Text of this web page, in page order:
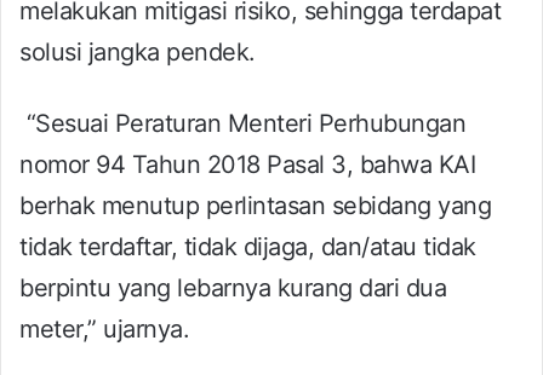
melakukan mitigasi risiko, sehingga terdapat
solusi jangka pendek.
“Sesuai Peraturan Menteri Perhubungan
nomor 94 Tahun 2018 Pasal 3, bahwa KAI
berhak menutup perlintasan sebidang yang
tidak terdaftar, tidak dijaga, dan/atau tidak
berpintu yang lebarnya kurang dari dua
meter,” ujarnya.